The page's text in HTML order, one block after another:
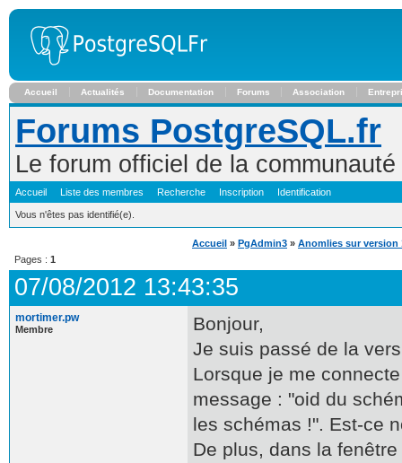
Accueil Actualités Documentation Forums Association
Forums PostgreSQL.fr
Le forum officiel de la
Accueil Liste des membres Recherche Inscription Identification
Vous n'êtes pas identifié(e).
Accueil » PgAdmin3 » Anomlies sur version
Pages : 1
07/08/2012 13:43:35
mortimer.pw
Membre
Bonjour,
Je suis passé de la
Lorsque je me
message : "oid du
les schémas !". Est-ce
De plus, dans la